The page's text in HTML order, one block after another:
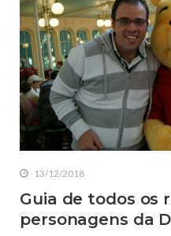
13/12/2018
Guia de todos os
personagens da